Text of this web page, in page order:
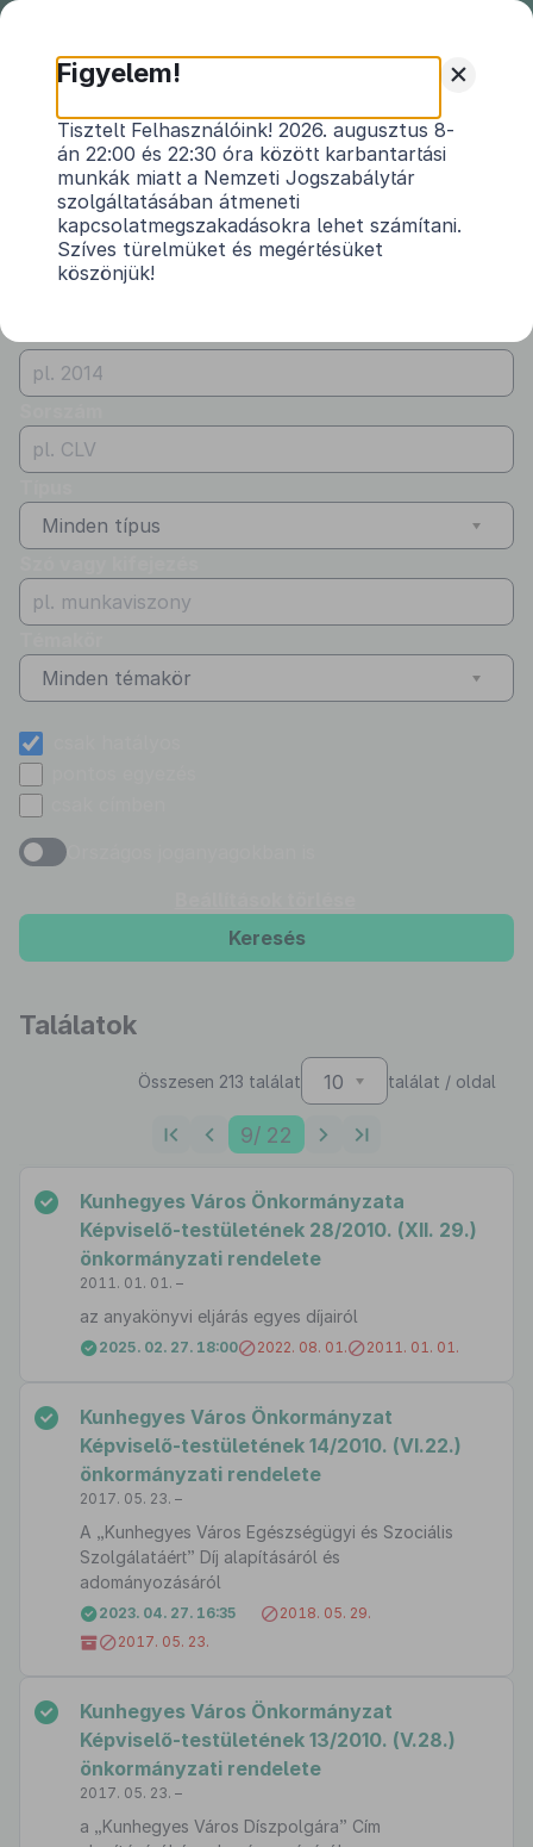
Önkormányzati
rendeletek
Önkormányzati rendeletek
Vármegye
Jász-Nagykun-Szolnok
Kibocsátó
Kunhegyes Város Önkormányzata
Minden típus
Minden témakör
Keresés
Találatok
Összesen 213 találat 10 találat / oldal
9/ 22
Kunhegyes Város Önkormányzata
Képviselő-testületének 28/2010. (XII. 29.)
önkormányzati rendelete
2011. 01. 01. –
az anyakönyvi eljárás egyes díjairól
2025. 02. 27. 18:00 2022. 08. 01. 2011. 01. 01.
Kunhegyes Város Önkormányzat
Képviselő-testületének 14/2010. (VI.22.)
önkormányzati rendelete
2017. 05. 23. –
A „Kunhegyes Város Egészségügyi és Szociális
Szolgálatáért” Díj alapításáról és
adományozásáról
2023. 04. 27. 16:35
2018. 05. 29.
2017. 05. 23.
Kunhegyes Város Önkormányzat
Képviselő-testületének 13/2010. (V.28.)
önkormányzati rendelete
2017. 05. 23. –
a „Kunhegyes Város Díszpolgára” Cím
+
Figyelem!
Tisztelt Felhasználóink! 2026. augusztus 8-
án 22:00 és 22:30 óra között karbantartási
munkák miatt a Nemzeti Jogszabálytár
szolgáltatásában átmeneti
kapcsolatmegszakadásokra lehet számítani.
Szíves türelmüket és megértésüket
köszönjük!